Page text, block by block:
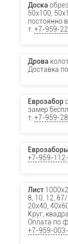
Доска
50х100,
постоянно
т. +7-959-
Дрова
Доставка
Еврозабор
замер
т. +7-959-
Еврозаборы
+7-959-
Лист
8, 10, 12,
20х40,
Круг,
Оплата по
+7-959-